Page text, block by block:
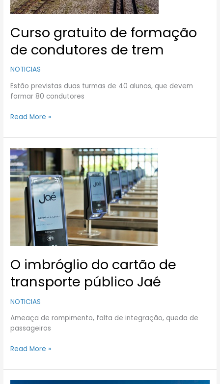
Curso gratuito de formação
de condutores de trem
NOTICIAS
Estão previstas duas turmas de 40 alunos, que devem
formar 80 condutores
Read More »
O imbróglio do cartão de
transporte público Jaé
NOTICIAS
Ameaça de rompimento, falta de integração, queda de
passageiros
O
imbróglio
do
cartão
de
transporte
público
Read More »